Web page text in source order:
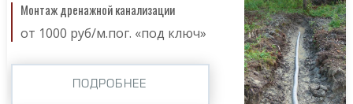
Монтаж дренажной канализации
от 1000 руб/м.пог. «под ключ»
ПОДРОБНЕЕ